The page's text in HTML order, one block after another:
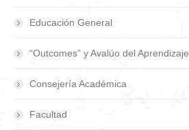
Educación General
“Outcomes” y Avalúo del Aprendizaje
Consejería Académica
Facultad